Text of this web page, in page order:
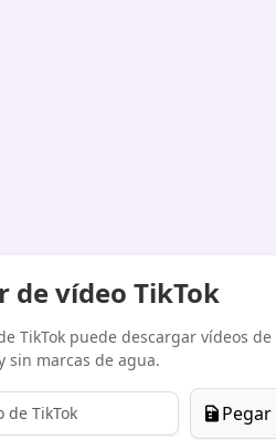
de vídeo TikTok
TikTok puede descargar vídeos de
sin marcas de agua.
Pegar